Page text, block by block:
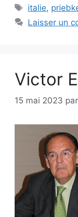
Étiquettes
italie,
Laisser un
Victor
15 mai 2023 par